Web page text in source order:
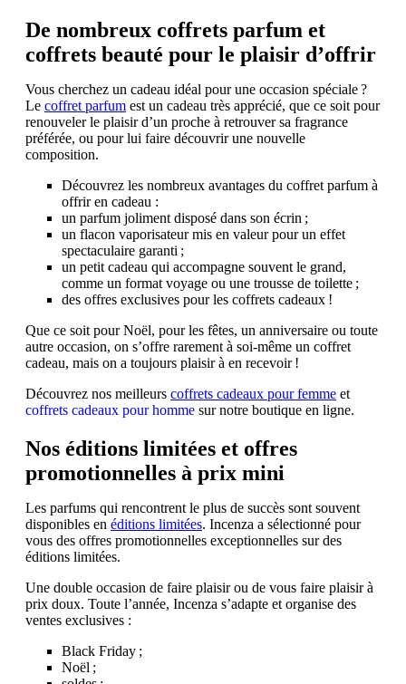
De nombreux coffrets parfum et
coffrets beauté pour le plaisir d’offrir
Vous cherchez un cadeau idéal pour une occasion spéciale ?
Le coffret parfum est un cadeau très apprécié, que ce soit pour
renouveler le plaisir d’un proche à retrouver sa fragrance
préférée, ou pour lui faire découvrir une nouvelle
composition.
Découvrez les nombreux avantages du coffret parfum à
offrir en cadeau :
un parfum joliment disposé dans son écrin ;
un flacon vaporisateur mis en valeur pour un effet
spectaculaire garanti ;
un petit cadeau qui accompagne souvent le grand,
comme un format voyage ou une trousse de toilette ;
des offres exclusives pour les coffrets cadeaux !
Que ce soit pour Noël, pour les fêtes, un anniversaire ou toute
autre occasion, on s’offre rarement à soi-même un coffret
cadeau, mais on a toujours plaisir à en recevoir !
Découvrez nos meilleurs coffrets cadeaux pour femme et
coffrets cadeaux pour homme sur notre boutique en ligne.
Nos éditions limitées et offres
promotionnelles à prix mini
Les parfums qui rencontrent le plus de succès sont souvent
disponibles en éditions limitées. Incenza a sélectionné pour
vous des offres promotionnelles exceptionnelles sur des
éditions limitées.
Une double occasion de faire plaisir ou de vous faire plaisir à
prix doux. Toute l’année, Incenza s’adapte et organise des
ventes exclusives :
Black Friday ;
Noël ;